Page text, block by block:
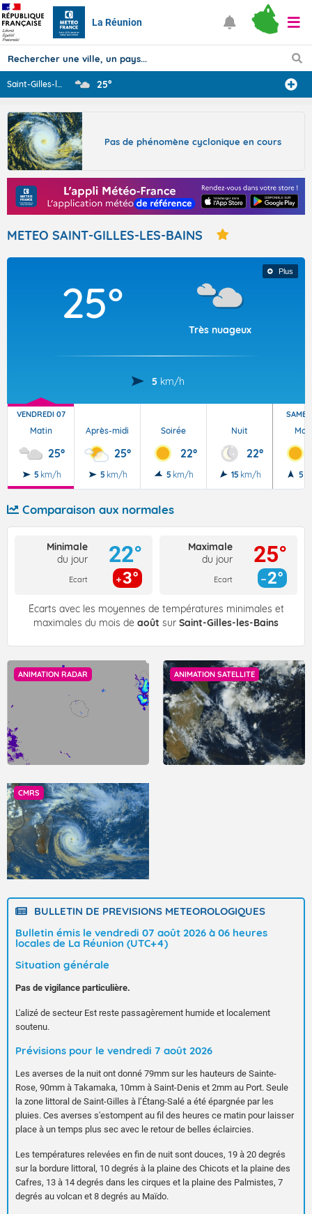
La Réunion
Prévisions
TOUS LES RÉSULTATS
Articles
Saint-Gilles-le 25°
Pas de phénomène cyclonique en cours
METEO SAINT-GILLES-LES-BAINS
Plus
25°
Très nuageux
5 km/h
VENDREDI 07
Matin
25°
5 km/h
Après-midi
25°
5 km/h
Soirée
22°
5 km/h
Nuit
22°
15 km/h 5
Comparaison aux normales
Minimale
du jour
Ecart
22°
3°
Maximale
du jour
Ecart
25°
2°
Écarts avec les moyennes de températures minimales et
maximales du mois de août sur Saint-Gilles-les-Bains
ANIMATION RADAR ANIMATION SATELLITE
CMRS
BULLETIN DE PREVISIONS METEOROLOGIQUES
Bulletin émis le vendredi 07 août 2026 à 06 heures
locales de La Réunion (UTC+4)
Situation générale
Pas de vigilance particulière.
L'alizé de secteur Est reste passagèrement humide et localement
soutenu.
Prévisions pour le vendredi 7 août 2026
Les averses de la nuit ont donné 79mm sur les hauteurs de Sainte-
Rose, 90mm à Takamaka, 10mm à Saint-Denis et 2mm au Port. Seule
la zone littoral de Saint-Gilles à l’Étang-Salé a été épargnée par les
pluies. Ces averses s'estompent au fil des heures ce matin pour laisser
place à un temps plus sec avec le retour de belles éclaircies.
Les températures relevées en fin de nuit sont douces, 19 à 20 degrés
sur la bordure littoral, 10 degrés à la plaine des Chicots et la plaine des
Cafres, 13 à 14 degrés dans les cirques et la plaine des Palmistes, 7
degrés au volcan et 8 degrés au Maïdo.